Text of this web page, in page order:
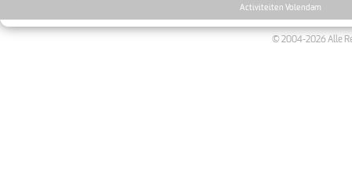
Activiteiten Volendam
© 2004-2026 Alle